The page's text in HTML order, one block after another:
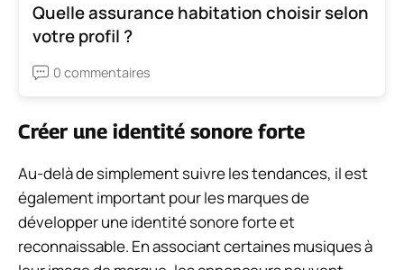
Quelle assurance habitation choisir selon
votre profil ?
0 commentaires
Créer une identité sonore forte
Au-delà de simplement suivre les tendances, il est
également important pour les marques de
développer une identité sonore forte et
reconnaissable. En associant certaines musiques à